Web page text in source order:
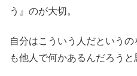
う』のが大切。
自分はこういう人だという
も他人で何かあるんだろうと